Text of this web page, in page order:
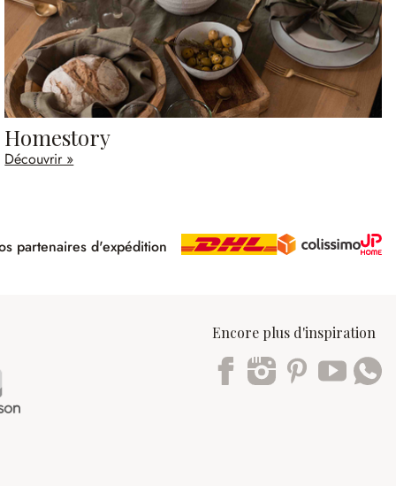
Homestory
Découvrir »
partenaires d'expédition
Encore plus d'inspiration